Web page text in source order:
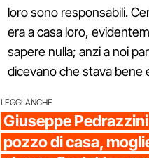
loro sono responsabili.
era a casa loro,
sapere nulla; anzi a noi
dicevano che stava bene
LEGGI ANCHE
Giuseppe
pozzo di casa,